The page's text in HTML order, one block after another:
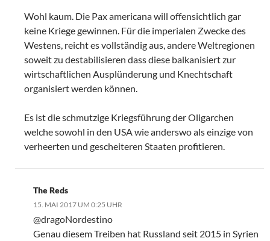
Wohl kaum. Die Pax americana will offensichtlich gar
keine Kriege gewinnen. Für die imperialen Zwecke des
Westens, reicht es vollständig aus, andere Weltregionen
soweit zu destabilisieren dass diese balkanisiert zur
wirtschaftlichen Ausplünderung und Knechtschaft
organisiert werden können.
Es ist die schmutzige Kriegsführung der Oligarchen
welche sowohl in den USA wie anderswo als einzige von
verheerten und gescheiteren Staaten profitieren.
The Reds
15. MAI 2017 UM 0:25 UHR
@dragoNordestino
Genau diesem Treiben hat Russland seit 2015 in Syrien